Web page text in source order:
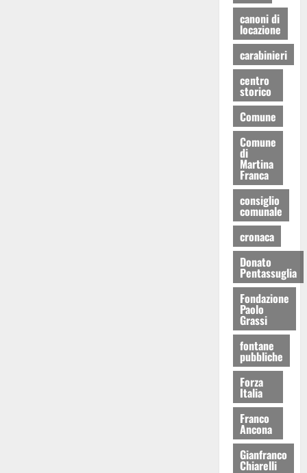
canoni di
locazione
carabinieri
centro
storico
Comune
Comune
di
Martina
Franca
consiglio
comunale
cronaca
Donato
Pentassuglia
Fondazione
Paolo
Grassi
fontane
pubbliche
Forza
Italia
Franco
Ancona
Gianfranco
Chiarelli